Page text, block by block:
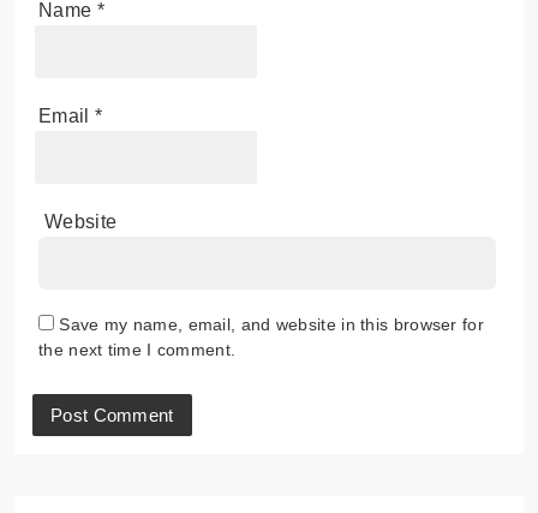
Name *
Email *
Website
Save my name, email, and website in this browser for
the next time I comment.